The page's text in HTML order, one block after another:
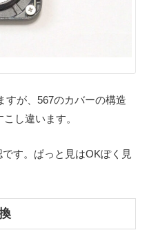
すが、567のカバーの構造
し違います。
す。ぱっと見はOKぽく見